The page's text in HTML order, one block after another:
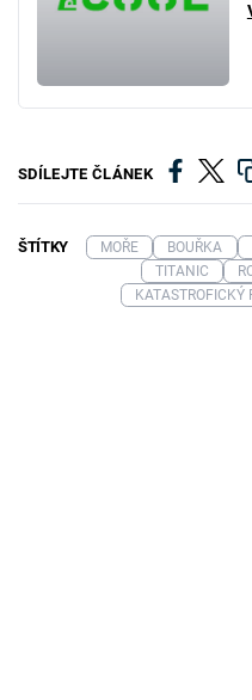
SDÍLEJTE ČLÁNEK
ŠTÍTKY MOŘE BOUŘKA
TITANIC
KATASTROFICKÝ